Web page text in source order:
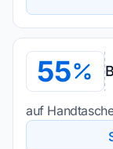
55
auf